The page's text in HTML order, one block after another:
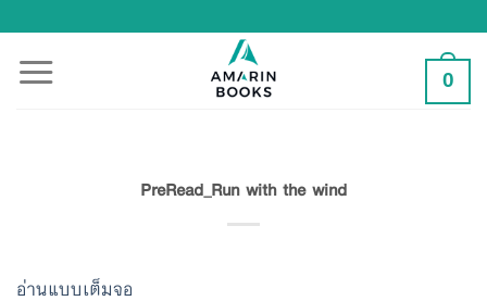
to
content
0
PreRead_Run with the wind
อ่านแบบเต็มจอ